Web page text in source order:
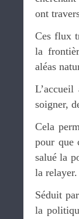
ont
Ces flux
la
aléas
soigner,
Cela
pour que
salué la
la relayer.
Séduit
la